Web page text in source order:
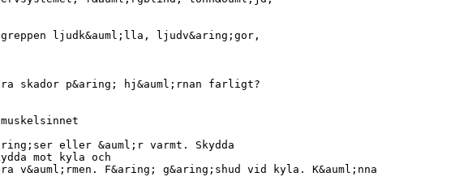
ljudk&auml;lla, ljudv&aring;gor,
skador p&aring; hj&auml;rnan farligt?
eller &auml;r varmt. Skydda
mot kyla och
F&aring; g&aring;shud vid kyla. K&auml;nna